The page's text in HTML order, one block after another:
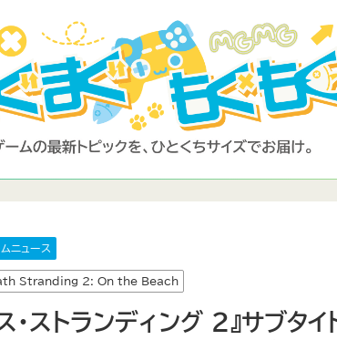
ニュース
Stranding 2: On the Beach
・ストランディング 2』サブタ